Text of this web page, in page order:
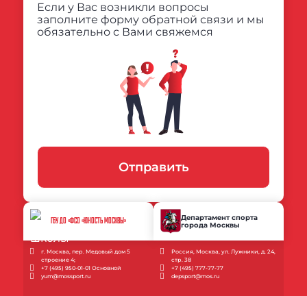
Если у Вас возникли вопросы
заполните форму обратной связи и мы
обязательно с Вами свяжемся
Отправить
ГБУ ДО «ФСО «ЮНОСТЬ МОСКВЫ»
г. Москва, пер. Медовый дом 5
строение 4;
+7 (495) 950-01-01 Основной
yum@mossport.ru
Департамент спорта
города Москвы
Россия, Москва, ул. Лужники, д. 24,
стр. 38
+7 (495) 777-77-77
depsport@mos.ru